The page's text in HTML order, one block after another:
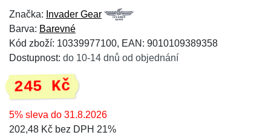
Značka: Invader Gear
Barva: Barevné
Kód zboží: 10339977100, EAN: 9010109389358
Dostupnost: do 10-14 dnů od objednání
245 Kč
5% sleva do 31.8.2026
202,48 Kč bez DPH 21%